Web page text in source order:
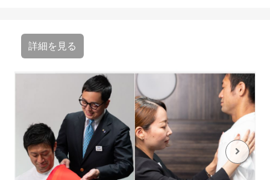
詳細を見る